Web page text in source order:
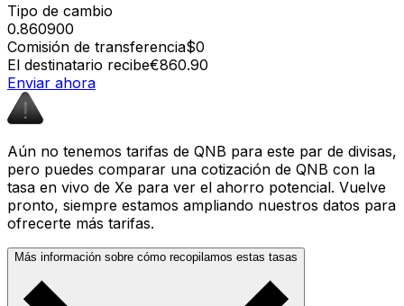
Tipo de cambio
0.860900
Comisión de transferencia$0
El destinatario recibe€860.90
Enviar ahora
Aún no tenemos tarifas de QNB para este par de divisas,
pero puedes comparar una cotización de QNB con la
tasa en vivo de Xe para ver el ahorro potencial. Vuelve
pronto, siempre estamos ampliando nuestros datos para
ofrecerte más tarifas.
Más información sobre cómo recopilamos estas tasas